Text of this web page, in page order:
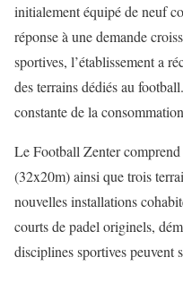
initialement équipé de neuf
réponse à une demande
sportives, l’établissement a
des terrains dédiés au
constante de la
Le Football Zenter
(32x20m) ainsi que trois
nouvelles installations
courts de padel originels,
disciplines sportives peuvent